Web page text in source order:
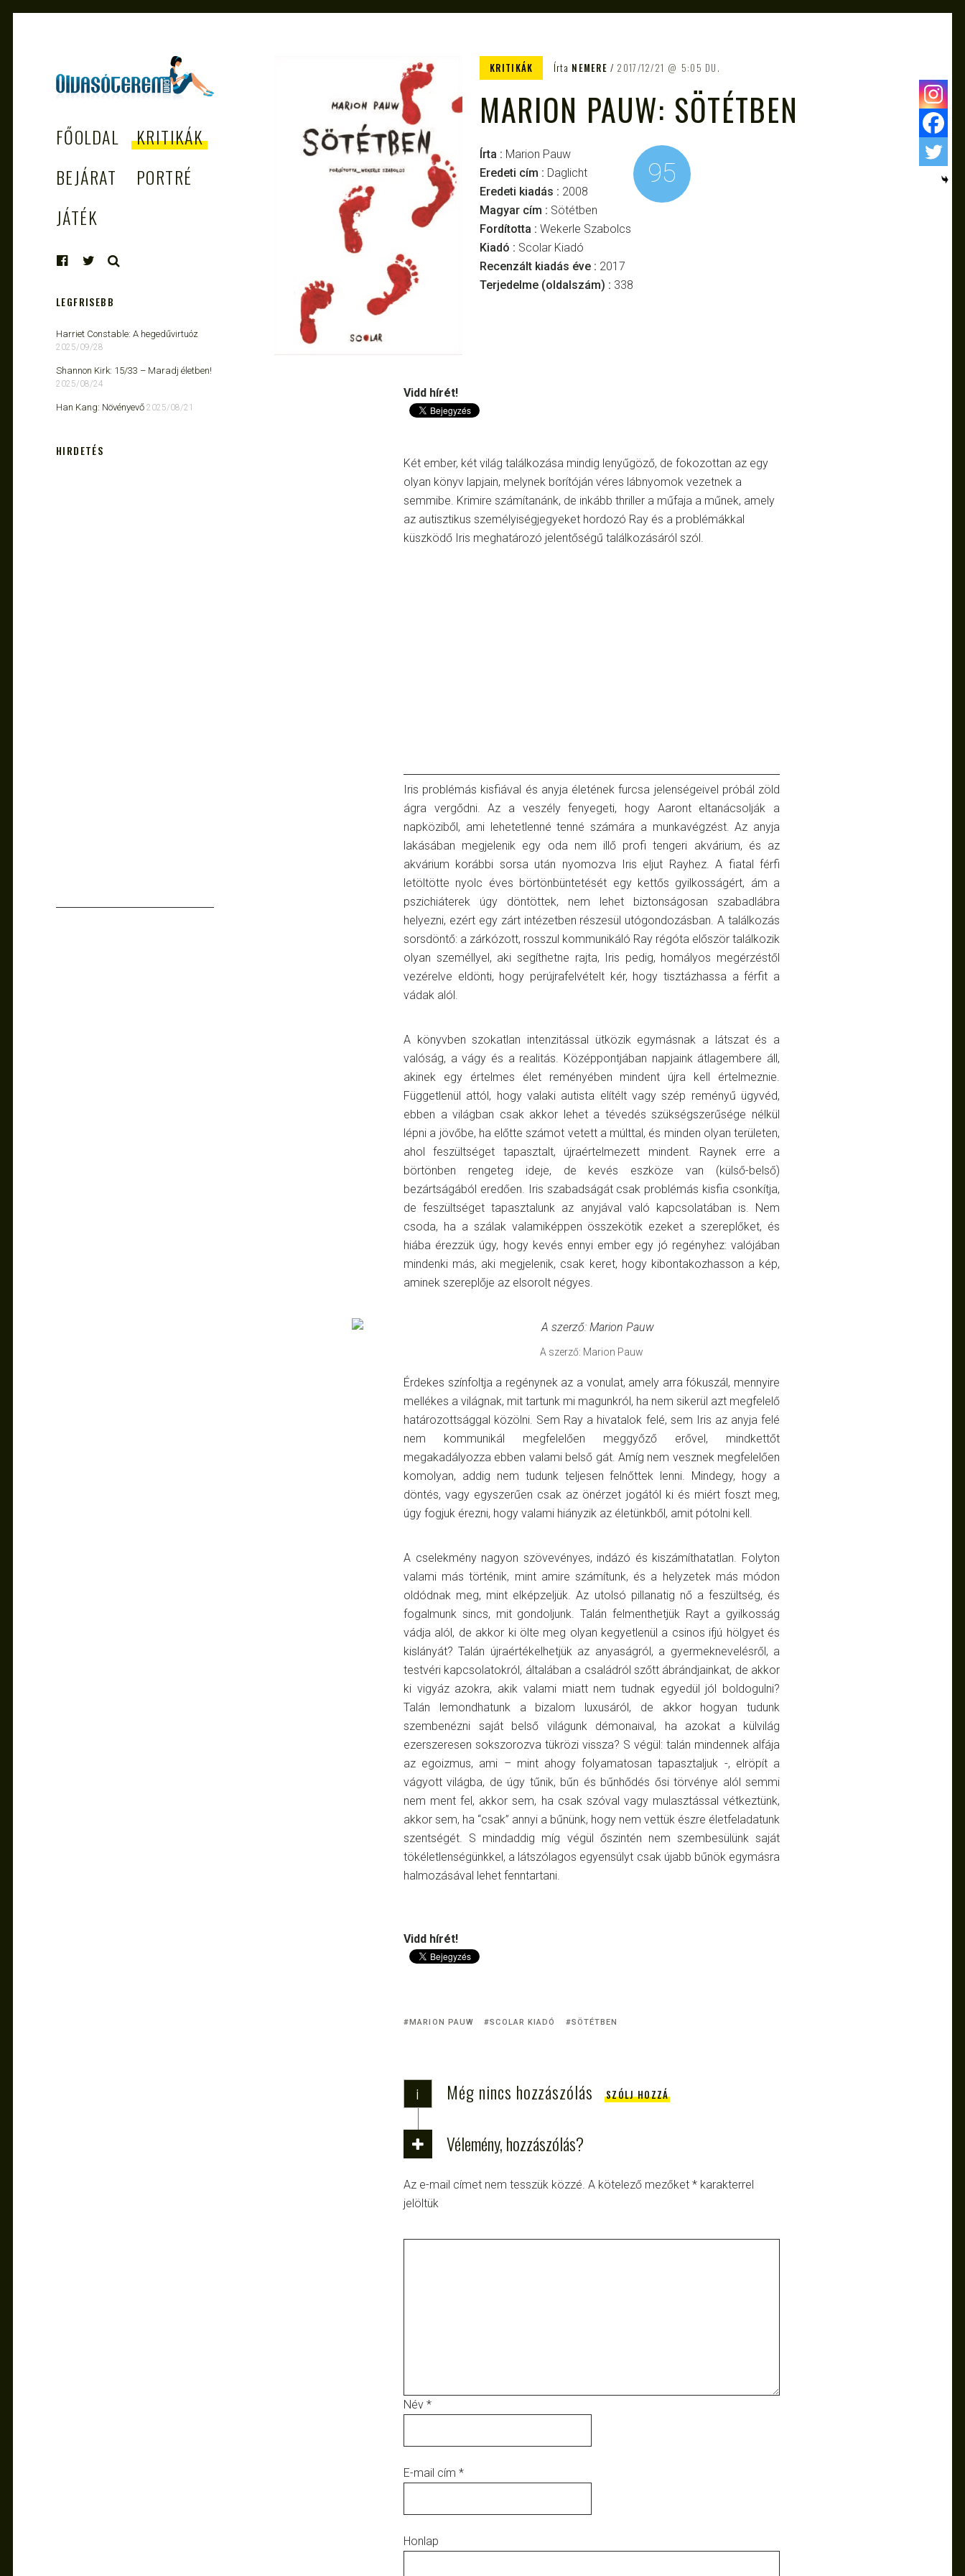
– AZ EGÉSZSÉGES
OLVASÁS
TÁMOGATÓJA
FŐOLDAL
KRITIKÁK
BEJÁRAT
PORTRÉ
JÁTÉK
KRITIKÁK Írta NEMERE 2017/12/21 5:05 DU.
MARION PAUW: SÖTÉTBEN
Írta : Marion Pauw
Eredeti cím : Daglicht
Eredeti kiadás : 2008
Magyar cím : Sötétben
Fordította : Wekerle Szabolcs
Kiadó : Scolar Kiadó
Recenzált kiadás éve : 2017
Terjedelme (oldalszám) : 338
95
Vidd hírét!
Két ember, két világ találkozása mindig lenyűgöző, de fokozottan az egy
olyan könyv lapjain, melynek borítóján véres lábnyomok vezetnek a
semmibe. Krimire számítanánk, de inkább thriller a műfaja a műnek, amely
az autisztikus személyiségjegyeket hordozó Ray és a problémákkal
küszködő Iris meghatározó jelentőségű találkozásáról szól.
Iris problémás kisfiával és anyja életének furcsa jelenségeivel próbál zöld
ágra vergődni. Az a veszély fenyegeti, hogy Aaront eltanácsolják a
napköziből, ami lehetetlenné tenné számára a munkavégzést. Az anyja
lakásában megjelenik egy oda nem illő profi tengeri akvárium, és az
akvárium korábbi sorsa után nyomozva Iris eljut Rayhez. A fiatal férfi
letöltötte nyolc éves börtönbüntetését egy kettős gyilkosságért, ám a
pszichiáterek úgy döntöttek, nem lehet biztonságosan szabadlábra
helyezni, ezért egy zárt intézetben részesül utógondozásban. A találkozás
sorsdöntő: a zárkózott, rosszul kommunikáló Ray régóta először találkozik
olyan személlyel, aki segíthetne rajta, Iris pedig, homályos megérzéstől
vezérelve eldönti, hogy perújrafelvételt kér, hogy tisztázhassa a férfit a
vádak alól.
A könyvben szokatlan intenzitással ütközik egymásnak a látszat és a
valóság, a vágy és a realitás. Középpontjában napjaink átlagembere áll,
akinek egy értelmes élet reményében mindent újra kell értelmeznie.
Függetlenül attól, hogy valaki autista elítélt vagy szép reményű ügyvéd,
ebben a világban csak akkor lehet a tévedés szükségszerűsége nélkül
lépni a jövőbe, ha előtte számot vetett a múlttal, és minden olyan területen,
ahol feszültséget tapasztalt, újraértelmezett mindent. Raynek erre a
börtönben rengeteg ideje, de kevés eszköze van (külső-belső)
bezártságából eredően. Iris szabadságát csak problémás kisfia csonkítja,
de feszültséget tapasztalunk az anyjával való kapcsolatában is. Nem
csoda, ha a szálak valamiképpen összekötik ezeket a szereplőket, és
hiába érezzük úgy, hogy kevés ennyi ember egy jó regényhez: valójában
mindenki más, aki megjelenik, csak keret, hogy kibontakozhasson a kép,
aminek szereplője az elsorolt négyes.
A szerző: Marion Pauw
Érdekes színfoltja a regénynek az a vonulat, amely arra fókuszál, mennyire
mellékes a világnak, mit tartunk mi magunkról, ha nem sikerül azt megfelelő
határozottsággal közölni. Sem Ray a hivatalok felé, sem Iris az anyja felé
nem kommunikál megfelelően meggyőző erővel, mindkettőt
megakadályozza ebben valami belső gát. Amíg nem vesznek megfelelően
komolyan, addig nem tudunk teljesen felnőttek lenni. Mindegy, hogy a
döntés, vagy egyszerűen csak az önérzet jogától ki és miért foszt meg,
úgy fogjuk érezni, hogy valami hiányzik az életünkből, amit pótolni kell.
A cselekmény nagyon szövevényes, indázó és kiszámíthatatlan. Folyton
valami más történik, mint amire számítunk, és a helyzetek más módon
oldódnak meg, mint elképzeljük. Az utolsó pillanatig nő a feszültség, és
fogalmunk sincs, mit gondoljunk. Talán felmenthetjük Rayt a gyilkosság
vádja alól, de akkor ki ölte meg olyan kegyetlenül a csinos ifjú hölgyet és
kislányát? Talán újraértékelhetjük az anyaságról, a gyermeknevelésről, a
testvéri kapcsolatokról, általában a családról szőtt ábrándjainkat, de akkor
ki vigyáz azokra, akik valami miatt nem tudnak egyedül jól boldogulni?
Talán lemondhatunk a bizalom luxusáról, de akkor hogyan tudunk
szembenézni saját belső világunk démonaival, ha azokat a külvilág
ezerszeresen sokszorozva tükrözi vissza? S végül: talán mindennek alfája
az egoizmus, ami – mint ahogy folyamatosan tapasztaljuk -, elröpít a
vágyott világba, de úgy tűnik, bűn és bűnhődés ősi törvénye alól semmi
nem ment fel, akkor sem, ha csak szóval vagy mulasztással vétkeztünk,
akkor sem, ha “csak” annyi a bűnünk, hogy nem vettük észre életfeladatunk
szentségét. S mindaddig míg végül őszintén nem szembesülünk saját
tökéletlenségünkkel, a látszólagos egyensúlyt csak újabb bűnök egymásra
halmozásával lehet fenntartani.
Vidd hírét!
MARION PAUW SCOLAR KIADÓ SÖTÉTBEN
i Még nincs hozzászólás SZÓLJ HOZZÁ
Vélemény, hozzászólás?
Az e-mail címet nem tesszük közzé. A kötelező mezőket * karakterrel
jelöltük
Név *
E-mail cím *
Honlap
LEGFRISEBB
Harriet Constable: A hegedűvirtuóz
2025/09/28
Shannon Kirk: 15/33 ​– Maradj életben!
2025/08/24
Han Kang: Növényevő 2025/08/21
HIRDETÉS